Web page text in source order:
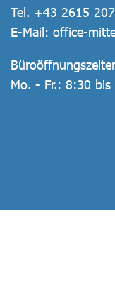
Tel. +43 2615
E-Mail: office-
Mo. - Fr.: 8:30